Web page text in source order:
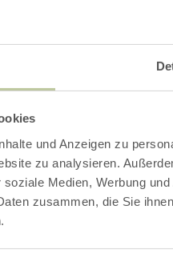
und Anzeigen zu
zu analysieren.
Medien, Werbung
zusammen, die Sie